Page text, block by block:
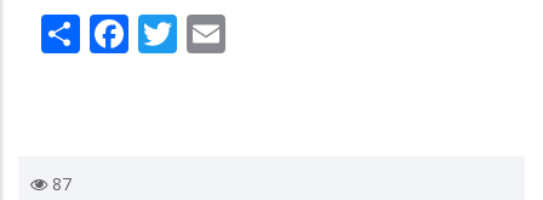
ShareFacebook
Twitter
87